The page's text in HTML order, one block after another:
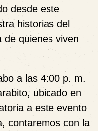
desde este
historias del
de quienes viven
a las 4:00 p. m.
ubicado en
a este evento
contaremos con la